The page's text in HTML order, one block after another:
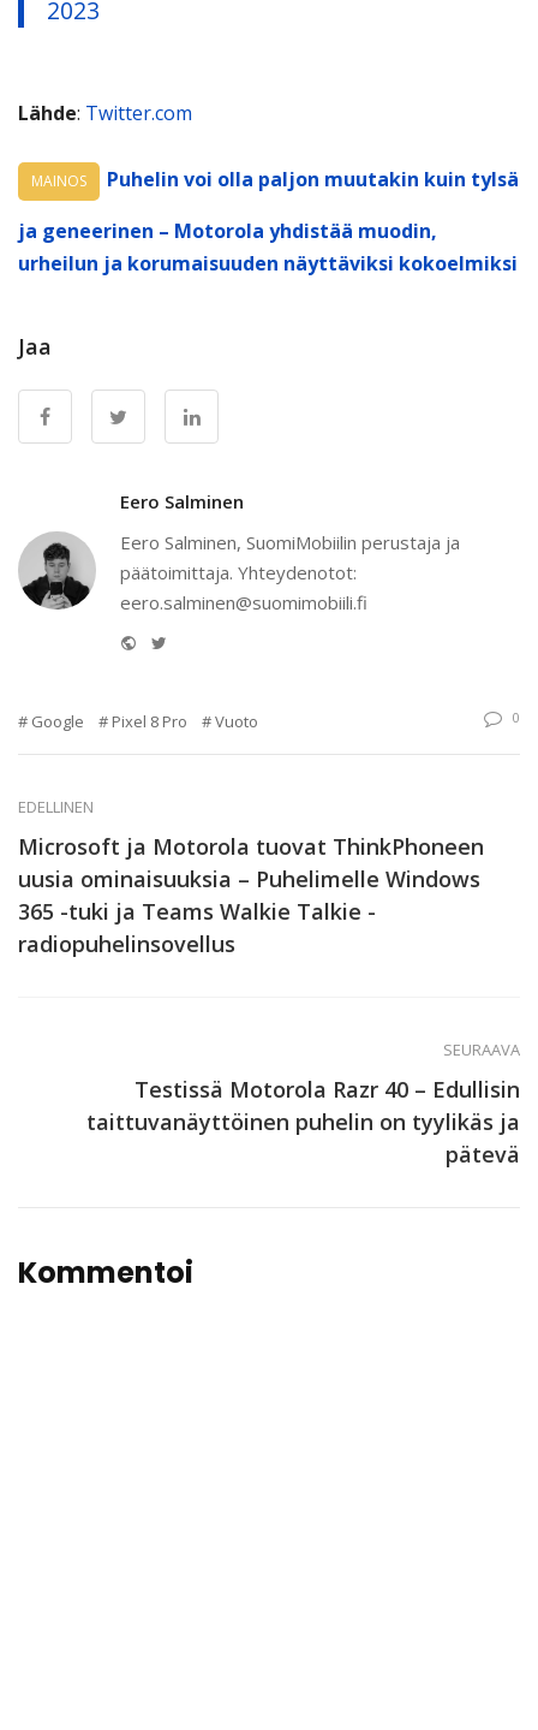
2023
Lähde: Twitter.com
MAINOS
Puhelin voi olla paljon muutakin kuin tylsä
ja geneerinen – Motorola yhdistää muodin,
urheilun ja korumaisuuden näyttäviksi kokoelmiksi
Jaa
Eero Salminen
Eero Salminen, SuomiMobiilin perustaja ja
päätoimittaja. Yhteydenotot:
eero.salminen@suomimobiili.fi
Website
Google Pixel 8 Pro Vuoto 0
EDELLINEN
Microsoft ja Motorola tuovat ThinkPhoneen
uusia ominaisuuksia – Puhelimelle Windows
365 -tuki ja Teams Walkie Talkie -
radiopuhelinsovellus
SEURAAVA
Testissä Motorola Razr 40 – Edullisin
taittuvanäyttöinen puhelin on tyylikäs ja
pätevä
Kommentoi